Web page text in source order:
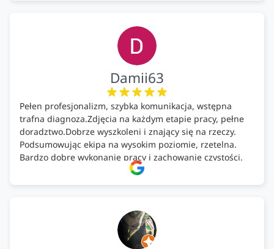
Damii63
Pełen profesjonalizm, szybka komunikacja, wstępna
trafna diagnoza.Zdjęcia na każdym etapie pracy, pełne
doradztwo.Dobrze wyszkoleni i znający się na rzeczy.
Podsumowując ekipa na wysokim poziomie, rzetelna.
Bardzo dobre wykonanie pracy i zachowanie czystości.